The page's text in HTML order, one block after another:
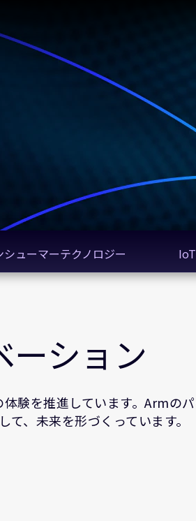
シューマーテクノロジー IoT
ーション
験を推進しています。Armの
、未来を形づくっています。